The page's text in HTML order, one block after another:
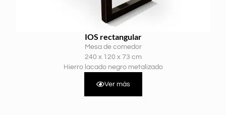
IOS rectangular
Mesa de comedor
240 x 120 x 73 cm
Hierro lacado negro metalizado
Ver más